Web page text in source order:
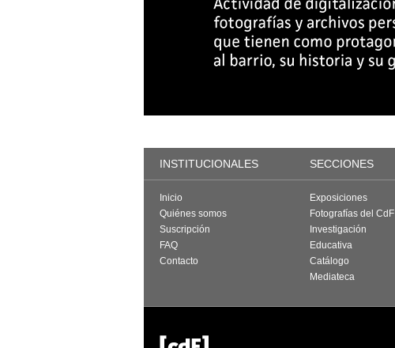
INSTITUCIONALES SECCIONES
Inicio
Quiénes somos
Suscripción
FAQ
Contacto
Exposiciones
Fotografías del CdF
Investigación
Educativa
Catálogo
Mediateca